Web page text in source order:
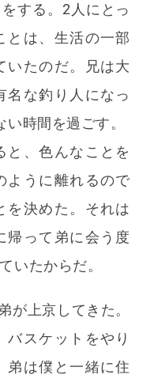
する。2人にとっ
とは、生活の一部
いたのだ。兄は大
名な釣り人になっ
時間を過ごす。
と、色んなことを
ように離れるので
を決めた。それは
帰って弟に会う度
いたからだ。
が上京してきた。
スケットをやり
弟は僕と一緒に住